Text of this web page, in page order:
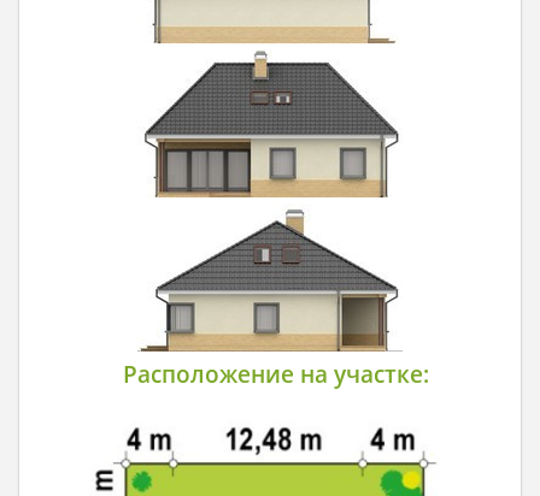
Расположение на участке: